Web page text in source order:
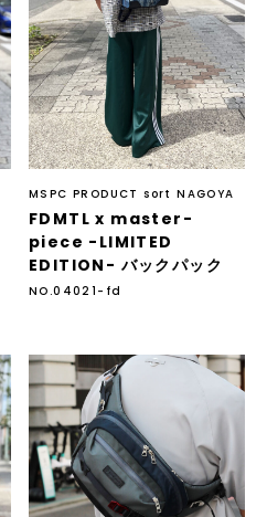
MSPC PRODUCT sort NAGOYA
FDMTL x master-
piece -LIMITED
EDITION- バックパック
NO.04021-fd